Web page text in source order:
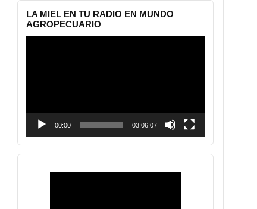
LA MIEL EN TU RADIO EN MUNDO
AGROPECUARIO
00:00 03:06:07